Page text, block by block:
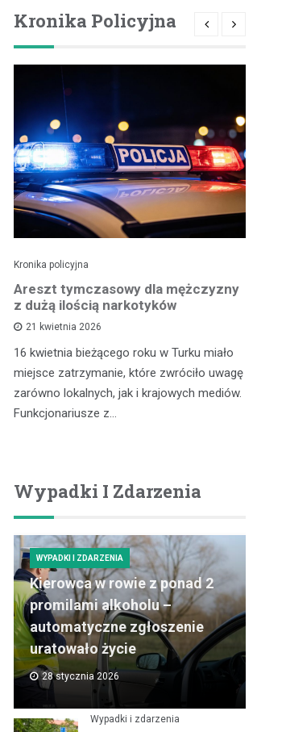
Kronika Policyjna
Kronika policyjna
Areszt tymczasowy dla mężczyzny
z dużą ilością narkotyków
21 kwietnia 2026
16 kwietnia bieżącego roku w Turku miało
miejsce zatrzymanie, które zwróciło uwagę
zarówno lokalnych, jak i krajowych mediów.
Funkcjonariusze z…
Wypadki I Zdarzenia
WYPADKI I ZDARZENIA
Kierowca w rowie z ponad 2
promilami alkoholu –
automatyczne zgłoszenie
uratowało życie
28 stycznia 2026
Wypadki i zdarzenia